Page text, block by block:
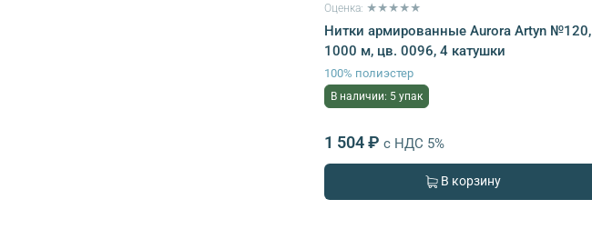
Оценка: ★★★★★
Нитки армированные Aurora Artyn №120,
1000 м, цв. 0096, 4 катушки
100% полиэстер
В наличии: 5 упак
1 504 ₽ с НДС 5%
В корзину